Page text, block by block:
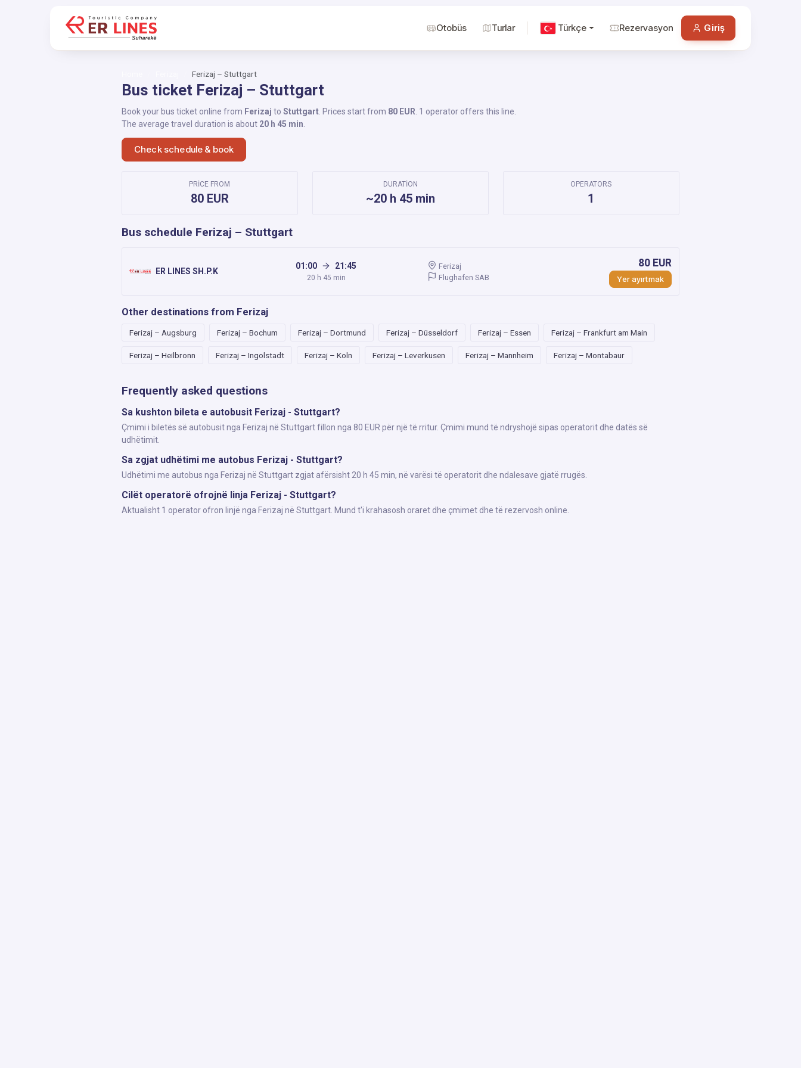
Otobüs Turlar Türkçe Rezervasyon Giriş
Ferizaj – Stuttgart
Bus ticket Ferizaj – Stuttgart
Book your bus ticket online from Ferizaj to Stuttgart . Prices start from 80 EUR . 1 operator offers this line.
The average travel duration is about 20 h 45 min
Check schedule & book
PRICE FROM
80 EUR
DURATION
~20 h 45 min
OPERATORS
1
Bus schedule Ferizaj – Stuttgart
ER LINES SH.P.K
01:00 21:45
20 h 45 min
Ferizaj
Flughafen SAB
80 EUR
Yer ayırtmak
Other destinations from Ferizaj
Ferizaj – Augsburg Ferizaj – Bochum Ferizaj – Dortmund Ferizaj – Düsseldorf Ferizaj – Essen Ferizaj – Frankfurt am Main
Ferizaj – Heilbronn Ferizaj – Ingolstadt Ferizaj – Koln Ferizaj – Leverkusen Ferizaj – Mannheim Ferizaj – Montabaur
Frequently asked questions
Sa kushton bileta e autobusit Ferizaj - Stuttgart?
Çmimi i biletës së autobusit nga Ferizaj në Stuttgart fillon nga 80 EUR për një të rritur. Çmimi mund të ndryshojë sipas operatorit dhe datës së
udhëtimit.
Sa zgjat udhëtimi me autobus Ferizaj - Stuttgart?
Udhëtimi me autobus nga Ferizaj në Stuttgart zgjat afërsisht 20 h 45 min, në varësi të operatorit dhe ndalesave gjatë rrugës.
Cilët operatorë ofrojnë linja Ferizaj - Stuttgart?
Aktualisht 1 operator ofron linjë nga Ferizaj në Stuttgart. Mund t'i krahasosh oraret dhe çmimet dhe të rezervosh online.